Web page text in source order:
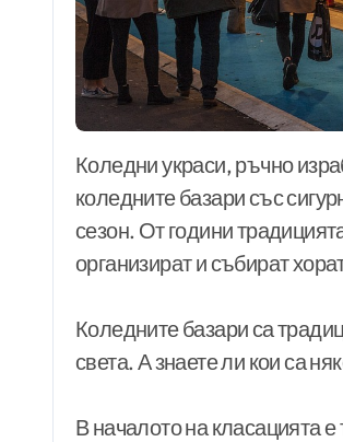
Коледни украси, ръчно изработени декорации, светлини, греяно вино и настроение –
коледните базари със
сезон. От години
организират и събират
Коледните базари са
света. А знаете ли кои са
В началото на класацията